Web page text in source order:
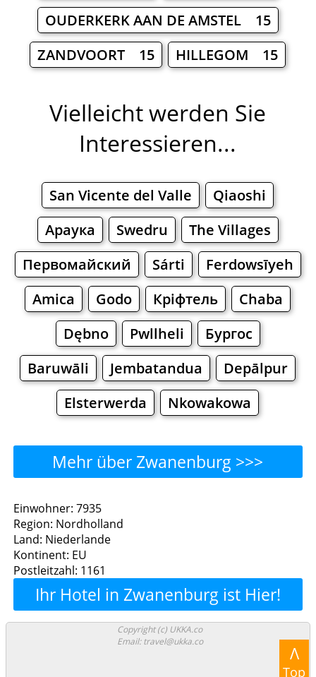
OUDERKERK AAN DE AMSTEL 15
ZANDVOORT 15
HILLEGOM 15
Vielleicht werden Sie
Interessieren...
San Vicente del Valle
Qiaoshi
Араука
Swedru
The Villages
Первомайский
Sárti
Ferdowsīyeh
Amica
Godo Кріфтель
Chaba
Dębno
Pwllheli
Бургос
Baruwāli
Jembatandua
Depālpur
Elsterwerda
Nkowakowa
Mehr über Zwanenburg >>>
Zwanenburg - Wo man
essen kann?
Restaurants
Bäckereien
Supermärkte Malls
Zwanenburg - Einkaufen
Einwohner: 7935
Region: Nordholland
Land: Niederlande
Kontinent: EU
Postleitzahl: 1161
Ihr Hotel in Zwanenburg ist Hier!
Copyright (c) UKKA.co
Email: travel@ukka.co
Λ
Top